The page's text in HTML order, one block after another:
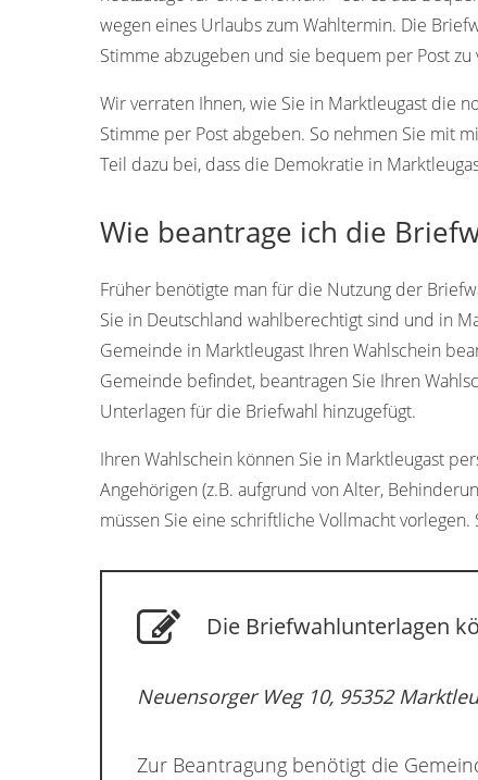
wegen eines Urlaubs zum Wahltermin. Die
Stimme abzugeben und sie bequem per Post zu
Wir verraten Ihnen, wie Sie in Marktleugast die
Stimme per Post abgeben. So nehmen Sie mit
Teil dazu bei, dass die Demokratie in
Wie beantrage ich die
Früher benötigte man für die Nutzung der
Sie in Deutschland wahlberechtigt sind und in
Gemeinde in Marktleugast Ihren Wahlschein
Gemeinde befindet, beantragen Sie Ihren
Unterlagen für die Briefwahl hinzugefügt.
Ihren Wahlschein können Sie in Marktleugast
Angehörigen (z.B. aufgrund von Alter,
müssen Sie eine schriftliche Vollmacht
Die Briefwahlunterlagen
Neuensorger Weg 10, 95352
Zur Beantragung benötigt die